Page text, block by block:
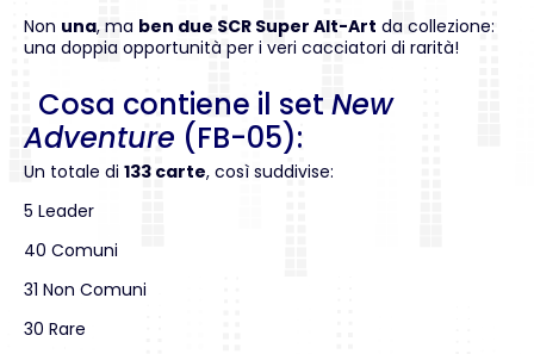
Non una, ma ben due SCR Super Alt-Art da collezione:
una doppia opportunità per i veri cacciatori di rarità!
Cosa contiene il set New
Adventure (FB-05):
Un totale di 133 carte, così suddivise:
5 Leader
40 Comuni
31 Non Comuni
30 Rare